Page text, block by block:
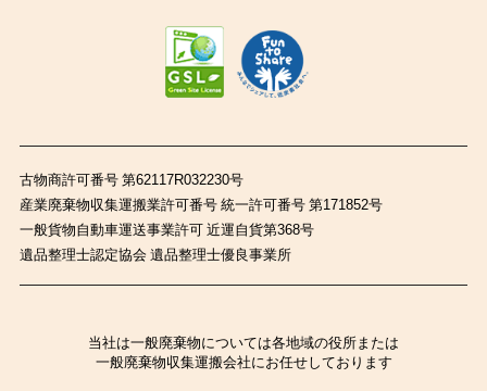
古物商許可番号 第62117R032230号
産業廃棄物収集運搬業許可番号 統一許可番号 第171852号
一般貨物自動車運送事業許可 近運自貨第368号
遺品整理士認定協会 遺品整理士優良事業所
当社は一般廃棄物については各地域の役所または
一般廃棄物収集運搬会社にお任せしております